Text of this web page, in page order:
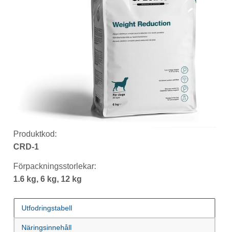
Produktkod:
CRD-1
Förpackningsstorlekar:
1.6 kg, 6 kg, 12 kg
Utfodringstabell
Näringsinnehåll